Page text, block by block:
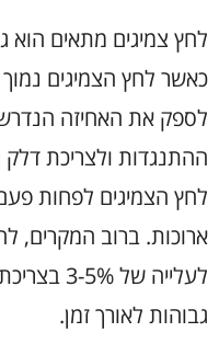
לחץ צמיגים מתאים הוא
כאשר לחץ הצמיגים
לספק את האחיזה
ההתנגדות ולצריכת
לחץ הצמיגים לפחות
ארוכות. ברוב המקרים,
לעלייה
גבוהות לאורך זמן.